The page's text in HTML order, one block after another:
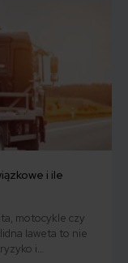
i ile
motocykle czy
laweta to nie
i